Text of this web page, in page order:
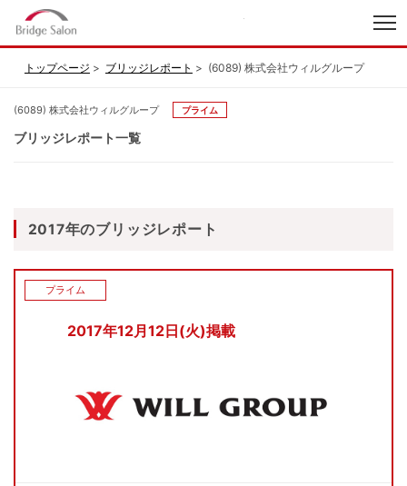
トップページ ブリッジレポート (6089) 株式会社ウィルグループ
(6089) 株式会社ウィルグループ プライム
ブリッジレポート一覧
2017年のブリッジレポート
2017年12月12日(火)掲載
プライム